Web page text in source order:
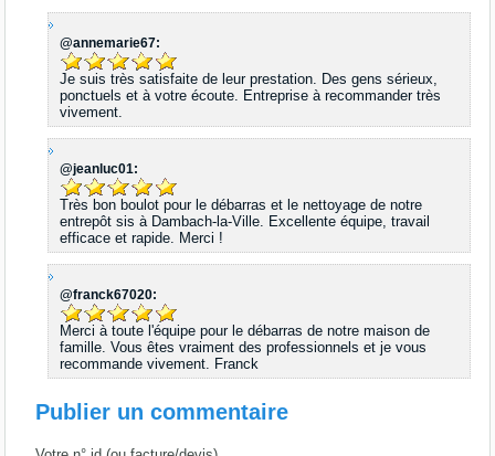
@annemarie67:
Je suis très satisfaite de leur prestation. Des gens sérieux,
ponctuels et à votre écoute. Entreprise à recommander très
vivement.
@jeanluc01:
Très bon boulot pour le débarras et le nettoyage de notre
entrepôt sis à Dambach-la-Ville. Excellente équipe, travail
efficace et rapide. Merci !
@franck67020:
Merci à toute l'équipe pour le débarras de notre maison de
famille. Vous êtes vraiment des professionnels et je vous
recommande vivement. Franck
Publier un commentaire